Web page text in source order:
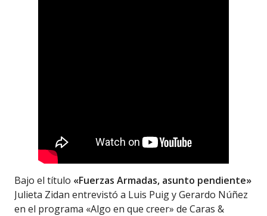
Bajo el título «Fuerzas Armadas, asunto pendiente»
Julieta Zidan entrevistó a Luis Puig y Gerardo Núñez
en el programa «Algo en que creer» de Caras &